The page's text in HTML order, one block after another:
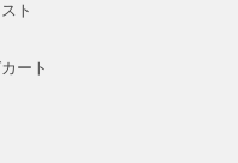
ト
ート